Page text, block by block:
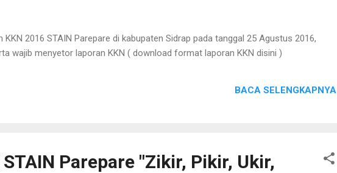
2016 STAIN Parepare di kabupaten Sidrap pada tanggal 25 Agustus 2016,
wajib menyetor laporan KKN ( download format laporan KKN disini )
BACA SELENGKAPNYA
Parepare "Zikir, Pikir, Ukir,